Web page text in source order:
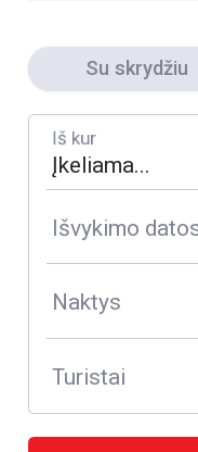
Su skrydžiu
Iš kur
Išvykimo
Naktys
Turistai